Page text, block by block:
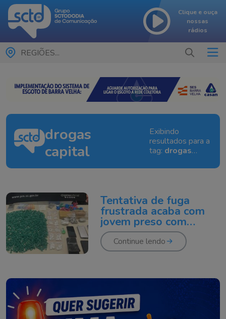
Clique e ouça
nossas
rádios
REGIÕES...
drogas
capital
Exibindo
resultados para a
tag: drogas
Tentativa de fuga
frustrada acaba com
jovem preso com
drogas na Capital
Continue lendo